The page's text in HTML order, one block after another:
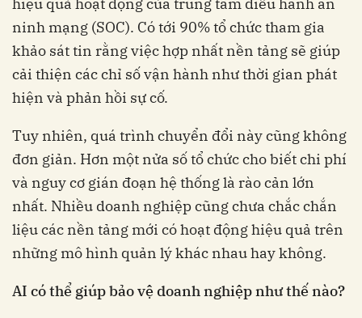
ninh mạng (SOC). Có tới 90% tổ chức tham gia
khảo sát tin rằng việc hợp nhất nền tảng sẽ giúp
cải thiện các chỉ số vận hành như thời gian phát
hiện và phản hồi sự cố.
Tuy nhiên, quá trình chuyển đổi này cũng không
đơn giản. Hơn một nửa số tổ chức cho biết chi phí
và nguy cơ gián đoạn hệ thống là rào cản lớn
nhất. Nhiều doanh nghiệp cũng chưa chắc chắn
liệu các nền tảng mới có hoạt động hiệu quả trên
những mô hình quản lý khác nhau hay không.
AI có thể giúp bảo vệ doanh nghiệp như thế nào?